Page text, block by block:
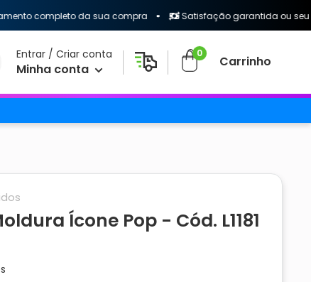
da sua compra Satisfação garantida ou seu
Entrar / Criar conta
Minha conta
0
Carrinho
Ícone Pop - Cód. L1181